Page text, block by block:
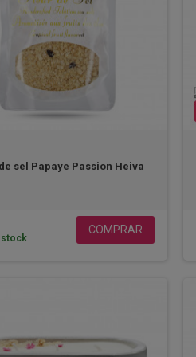
sel Papaye Passion Heiva
stock
COMPRAR